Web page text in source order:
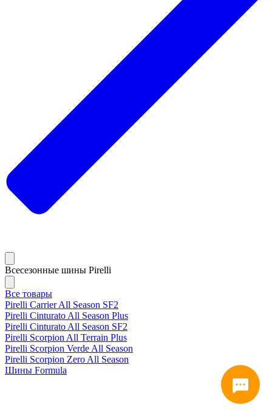
Всесезонные шины Pirelli
Все товары
Pirelli Carrier All Season SF2
Pirelli Cinturato All Season Plus
Pirelli Cinturato All Season SF2
Pirelli Scorpion All Terrain Plus
Pirelli Scorpion Verde All Season
Pirelli Scorpion Zero All Season
Шины Formula